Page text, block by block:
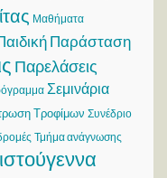
Μαθήματα
Παράσταση
Παρελάσεις
Σεμινάρια
Τροφίμων Συνέδριο
Τμήμα ανάγνωσης